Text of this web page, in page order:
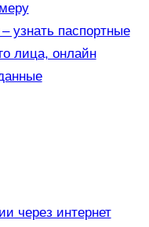
узнать паспортные
лица, онлайн
через интернет